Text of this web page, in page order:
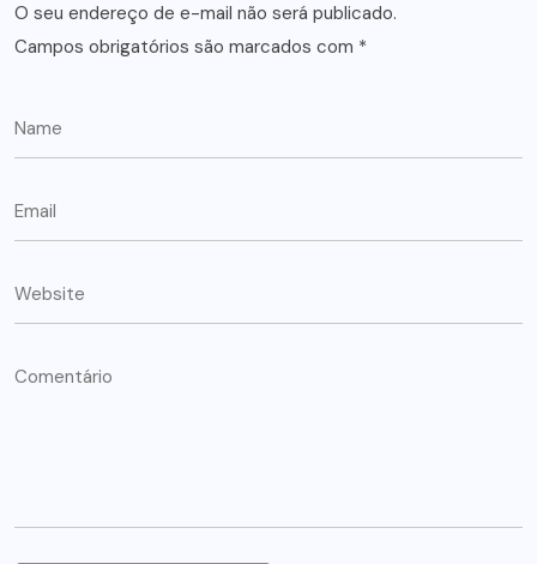
O seu endereço de e-mail não será publicado.
Campos obrigatórios são marcados com *